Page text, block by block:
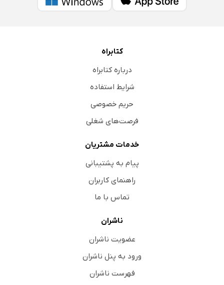
کتابراه
درباره کتابراه
شرایط استفاده
حریم خصوصی
فرصت‌های شغلی
خدمات مشتریان
پیام به پشتیبانی
راهنمای کاربران
تماس با ما
ناشران
عضویت ناشران
ورود به پنل ناشران
فهرست ناشران